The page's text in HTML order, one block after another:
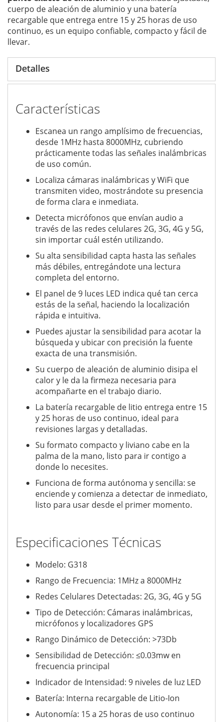
cuerpo de aleación de aluminio y una batería
recargable que entrega entre 15 y 25 horas de uso
continuo, es un equipo confiable, compacto y fácil de
llevar.
Detalles
Características
Escanea un rango amplísimo de frecuencias,
desde 1MHz hasta 8000MHz, cubriendo
prácticamente todas las señales inalámbricas
de uso común.
Localiza cámaras inalámbricas y WiFi que
transmiten video, mostrándote su presencia
de forma clara e inmediata.
Detecta micrófonos que envían audio a
través de las redes celulares 2G, 3G, 4G y 5G,
sin importar cuál estén utilizando.
Su alta sensibilidad capta hasta las señales
más débiles, entregándote una lectura
completa del entorno.
El panel de 9 luces LED indica qué tan cerca
estás de la señal, haciendo la localización
rápida e intuitiva.
Puedes ajustar la sensibilidad para acotar la
búsqueda y ubicar con precisión la fuente
exacta de una transmisión.
Su cuerpo de aleación de aluminio disipa el
calor y le da la firmeza necesaria para
acompañarte en el trabajo diario.
La batería recargable de litio entrega entre 15
y 25 horas de uso continuo, ideal para
revisiones largas y detalladas.
Su formato compacto y liviano cabe en la
palma de la mano, listo para ir contigo a
donde lo necesites.
Funciona de forma autónoma y sencilla: se
enciende y comienza a detectar de inmediato,
listo para usar desde el primer momento.
Especificaciones Técnicas
Modelo: G318
Rango de Frecuencia: 1MHz a 8000MHz
Redes Celulares Detectadas: 2G, 3G, 4G y 5G
Tipo de Detección: Cámaras inalámbricas,
micrófonos y localizadores GPS
Rango Dinámico de Detección: >73Db
Sensibilidad de Detección: ≤0.03mw en
frecuencia principal
Indicador de Intensidad: 9 niveles de luz LED
Batería: Interna recargable de Litio-Ion
Autonomía: 15 a 25 horas de uso continuo